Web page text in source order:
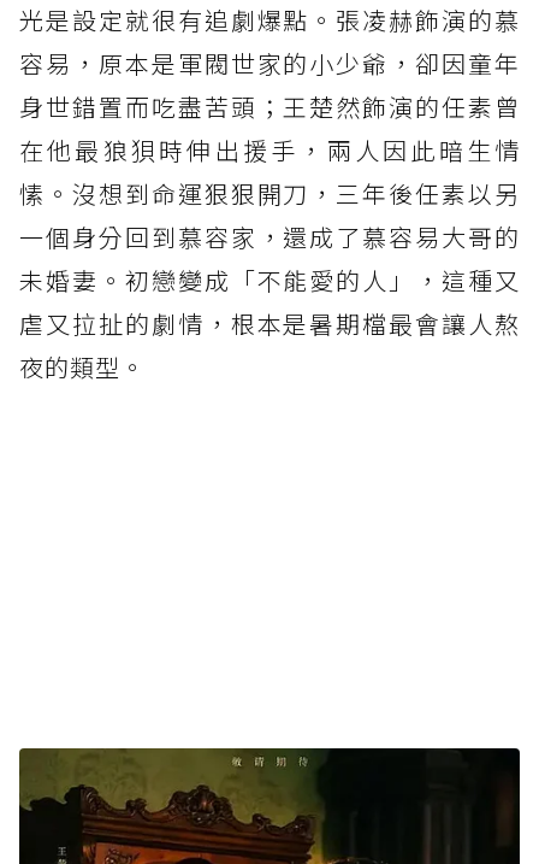
光是設定就很有追劇爆點。張凌赫飾演的慕
容易，原本是軍閥世家的小少爺，卻因童年
身世錯置而吃盡苦頭；王楚然飾演的任素曾
在他最狼狽時伸出援手，兩人因此暗生情
愫。沒想到命運狠狠開刀，三年後任素以另
一個身分回到慕容家，還成了慕容易大哥的
未婚妻。初戀變成「不能愛的人」，這種又
虐又拉扯的劇情，根本是暑期檔最會讓人熬
夜的類型。